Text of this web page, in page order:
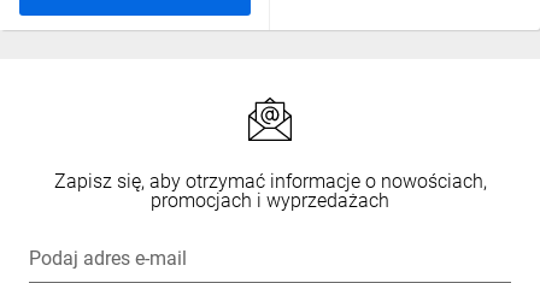
Zapisz się, aby otrzymać informacje o nowościach,
promocjach i wyprzedażach
Podaj adres e-mail